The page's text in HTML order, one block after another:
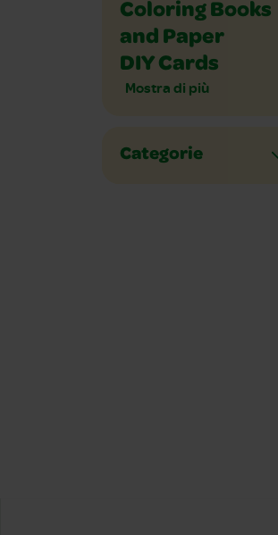
Coloring Books
and Paper
DIY Cards
Mostra di più
Categorie